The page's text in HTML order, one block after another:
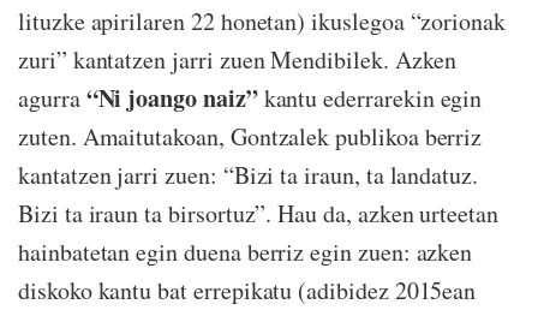
lituzke apirilaren 22 honetan) ikuslegoa “zorionak
zuri” kantatzen jarri zuen Mendibilek. Azken
agurra“Ni joango naiz”kantu ederrarekin egin
zuten. Amaitutakoan, Gontzalek publikoa berriz
kantatzen jarri zuen: “Bizi ta iraun, ta landatuz.
Bizi ta iraun ta birsortuz”. Hau da, azken urteetan
hainbatetan egin duena berriz egin zuen: azken
diskoko kantu bat errepikatu (adibidez 2015ean